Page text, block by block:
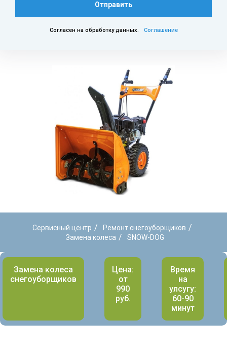
Отправить
Согласен на обработку данных. Соглашение
Сервисный центр / Ремонт снегоуборщиков /
Замена колеса / SNOW-DOG
Замена колеса
снегоуборщиков
Цена:
от
990
руб.
Время
на
улсугу:
60-90
минут